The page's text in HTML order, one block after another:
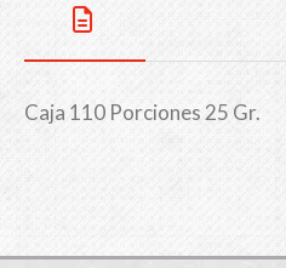
Caja 110 Porciones 25 Gr.